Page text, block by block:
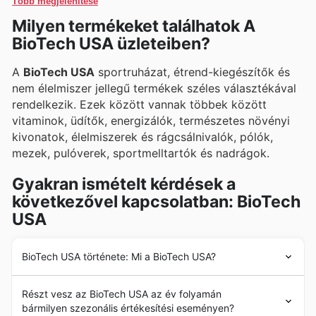
Milyen termékeket találhatok A
BioTech USA üzleteiben?
A BioTech USA sportruházat, étrend-kiegészítők és
nem élelmiszer jellegű termékek széles választékával
rendelkezik. Ezek között vannak többek között
vitaminok, üdítők, energizálók, természetes növényi
kivonatok, élelmiszerek és rágcsálnivalók, pólók,
mezek, pulóverek, sportmelltartók és nadrágok.
Gyakran ismételt kérdések a
következővel kapcsolatban: BioTech
USA
BioTech USA története: Mi a BioTech USA?
amikor a céget JLM Power Line néven alapították.
Akkoriban egy kis családi vállalkozás volt, amely
Részt vesz az BioTech USA az év folyamán
bármilyen szezonális értékesítési eseményen?